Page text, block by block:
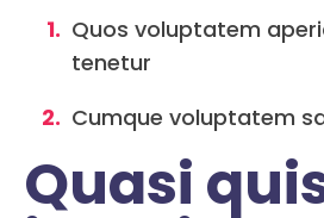
Quos voluptatem
tenetur
Cumque voluptatem
Quasi